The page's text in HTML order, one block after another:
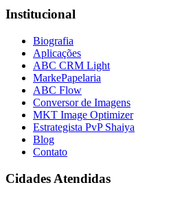
Institucional
Biografia
Aplicações
ABC CRM Light
MarkePapelaria
ABC Flow
Conversor de Imagens
MKT Image Optimizer
Estrategista PvP Shaiya
Blog
Contato
Cidades Atendidas